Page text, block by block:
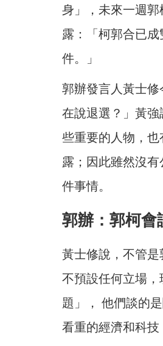
身」，未來一週
露：「柯郭合已
件。」
郭辦發言人黃士
在說退選？」黃
些重要的人物，
露；因此雖然沒
件事情。
郭辦：郭柯會
黃士修說，不管
不預設任何立場
題」， 他們談的
看重的經濟和科技